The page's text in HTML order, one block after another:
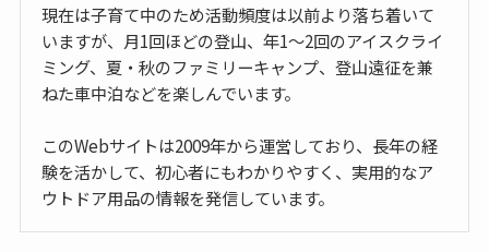
現在は子育て中のため活動頻度は以前より落ち着いて
いますが、月1回ほどの登山、年1〜2回のアイスクライ
ミング、夏・秋のファミリーキャンプ、登山遠征を兼
ねた車中泊などを楽しんでいます。
このWebサイトは2009年から運営しており、長年の経
験を活かして、初心者にもわかりやすく、実用的なア
ウトドア用品の情報を発信しています。